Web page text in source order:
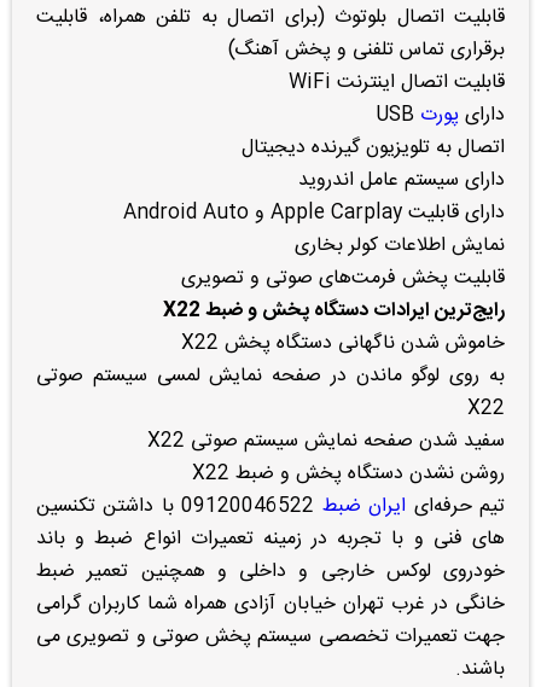
قابلیت اتصال بلوتوث (برای اتصال به تلفن همراه، قابلیت
برقراری تماس تلفنی و پخش آهنگ)
قابلیت اتصال اینترنت WiFi
دارایپورت
اتصال به تلویزیون گیرنده دیجیتال
دارای سیستم عامل اندروید
دارای قابلیت Apple Carplay و Android Auto
نمایش اطلاعات کولر بخاری
قابلیت پخش فرمت‌های صوتی و تصویری
رایج‌ترین ایرادات دستگاه پخش و ضبط X22
خاموش شدن ناگهانی دستگاه پخش X22
به روی لوگو ماندن در صفحه نمایش لمسی سیستم صوتی
X22
سفید شدن صفحه نمایش سیستم صوتی X22
روشن نشدن دستگاه پخش و ضبط X22
تیم حرفه‌ای ایران ضبط
09120046522 با داشتن تکنسین
های فنی و با تجربه در زمینه تعمیرات انواع ضبط و باند
خودروی لوکس خارجی و داخلی و همچنین تعمیر ضبط
خانگی در غرب تهران خیابان آزادی همراه شما کاربران گرامی
جهت تعمیرات تخصصی سیستم پخش صوتی و تصویری می
باشند.